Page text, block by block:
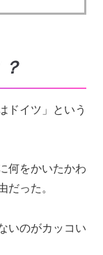
ドイツ」という
何をかいたかわ
だった。
いのがカッコい